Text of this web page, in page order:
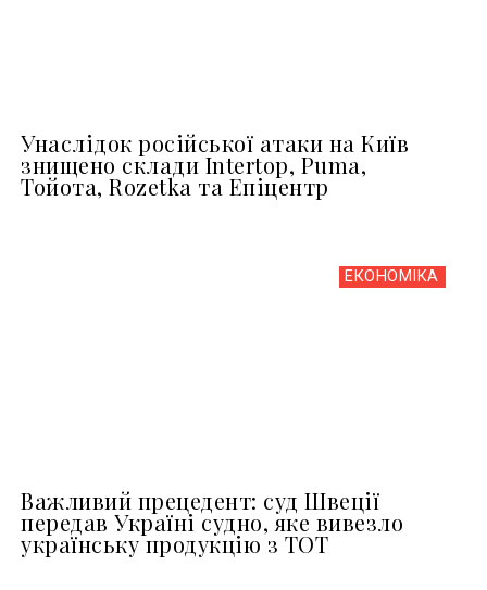
Унаслідок російської атаки на Київ
знищено склади Intertop, Puma,
Тойота, Rozetka та Епіцентр
ЕКОНОМІКА
Важливий прецедент: суд Швеції
передав Україні судно, яке вивезло
українську продукцію з ТОТ